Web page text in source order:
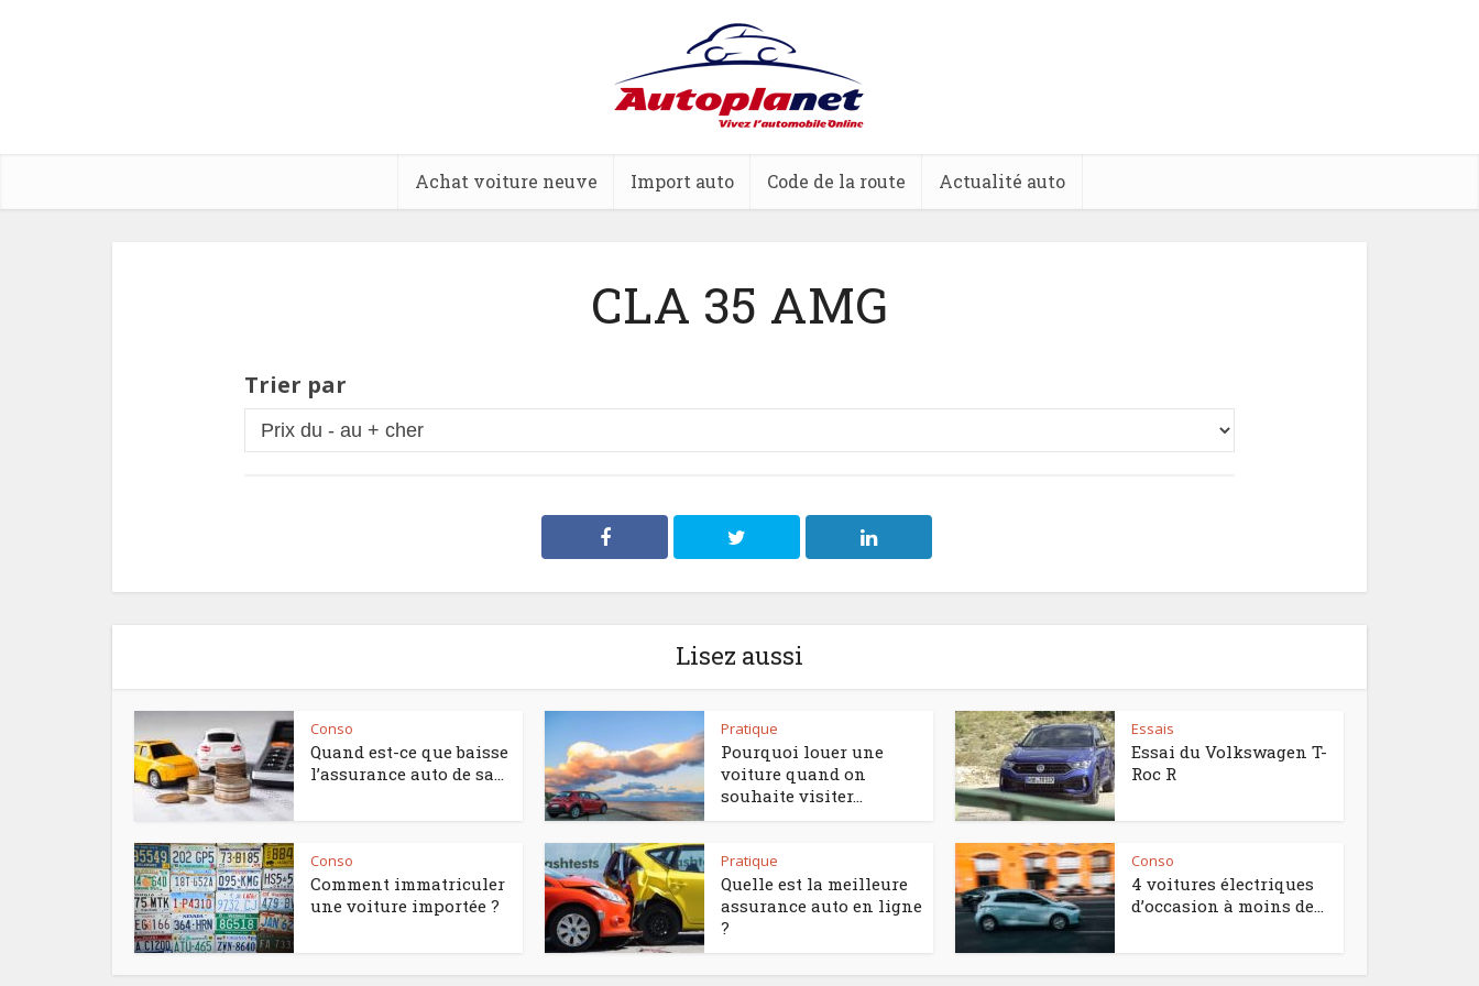
Achat voiture neuve Import auto Code de la route Actualité auto
CLA 35 AMG
Trier par
Lisez aussi
Conso
Quand est-ce que baisse
l’assurance auto de sa...
Pratique
Pourquoi louer une
voiture quand on
souhaite visiter...
Essais
Essai du Volkswagen T-
Roc R
Conso
Comment immatriculer
une voiture importée ?
Pratique
Quelle est la meilleure
assurance auto en ligne
?
Conso
4 voitures électriques
d’occasion à moins de...